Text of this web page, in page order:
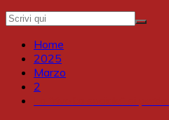
Home
2025
Marzo
2